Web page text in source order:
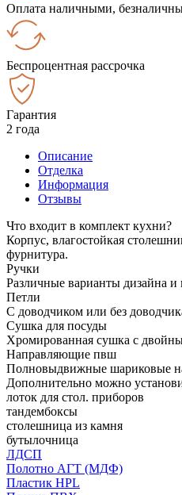
Оплата наличными,
Беспроцентная рассрочка
Гарантия
2 года
Описание
Отделка
Информация
Отзывы
Что входит в комплект кухни?
Корпус, влагостойкая
фурнитура.
Ручки
Различные варианты дизайна и
Петли
С доводчиком или без
Сушка для посуды
Хромированная сушка с
Направляющие пвш
Полновыдвижные шариковые
Дополнительно можно
лоток для стол. приборов
тандембоксы
столешница из камня
бутылочница
ЛДСП
Полотно АГТ (МДФ)
Пластик HPL